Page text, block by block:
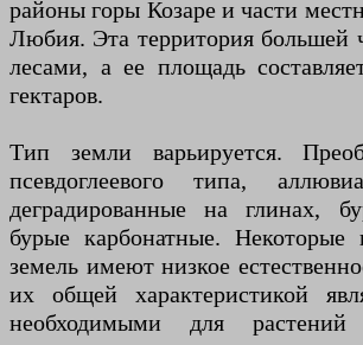
районы горы Козаре и части
Любия. Эта территория большей
лесами, а ее площадь
гектаров.
Тип земли варьируется.
псевдоглеевого типа,
деградированные на глинах,
бурые карбонатные. Некоторые
земель имеют низкое
их общей характеристикой
необходимыми для растений